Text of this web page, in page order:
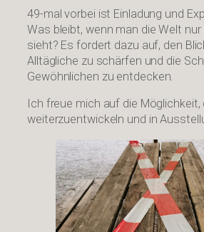
49-mal vorbei ist Einladung und
Was bleibt, wenn man die Welt
sieht? Es fordert dazu auf, den
Alltägliche zu schärfen und die
Gewöhnlichen zu entdecken.
Ich freue mich auf die
weiterzuentwickeln und in